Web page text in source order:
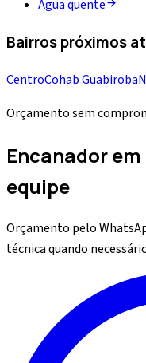
Água quente
Bairros próximos
CentroCohab Guabiroba
Orçamento sem
Encanador
equipe
Orçamento pelo
técnica quando